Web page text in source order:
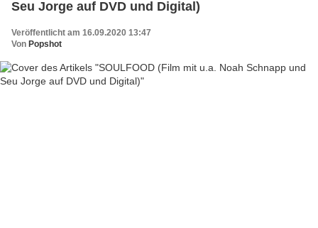
Seu Jorge auf DVD und Digital)
Veröffentlicht am 16.09.2020 13:47
Von Popshot